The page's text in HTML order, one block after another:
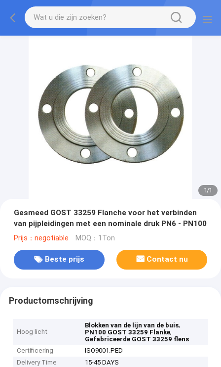
1/1
Gesmeed GOST 33259 Flanche voor het verbinden
van pijpleidingen met een nominale druk PN6 - PN100
Prijs：negotiable MOQ：1Ton
Beste prijs Contact nu
Productomschrijving
Hoog licht
Blokken van de lijn van de buis,
PN100 GOST 33259 Flanke,
Gefabriceerde GOST 33259 flens
Certificering
ISO9001.PED
Delivery Time
15-45 DAYS